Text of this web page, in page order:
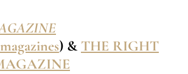
magazines) & THE RIGHT